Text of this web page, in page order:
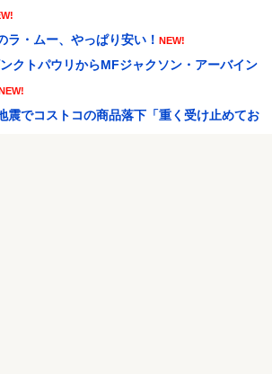
ラ・ムー、やっぱり安い！ NEW!
クトパウリからMFジャクソン・アーバイン
震でコストコの商品落下「重く受け止めてお